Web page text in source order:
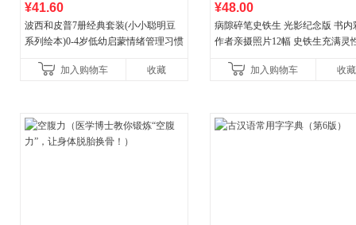
¥41.60
波西和皮普7册经典套装(小小聪明豆
系列绘本)0-4岁低幼启蒙情绪管理习惯
养好品质，发现快
加入购物车 收藏
¥48.00
病隙碎笔史铁生 光影纪念版 书内
作者亲摄照片12幅 史铁生充满灵
加入购物车
收藏